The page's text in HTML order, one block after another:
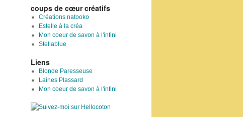
coups de cœur créatifs
Créations natooko
Estelle à la créa
Mon coeur de savon à l'infini
Stellablue
Liens
Blonde Paresseuse
Laines Plassard
Mon coeur de savon à l'infini